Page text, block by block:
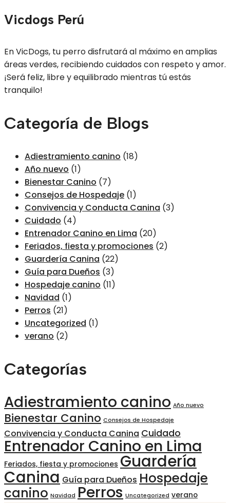
Vicdogs Perú
En VicDogs, tu perro disfrutará al máximo en amplias
áreas verdes, recibiendo cuidados con respeto y amor.
¡Será feliz, libre y equilibrado mientras tú estás
tranquilo!
Categoría de Blogs
Adiestramiento canino (18)
Año nuevo (1)
Bienestar Canino (7)
Consejos de Hospedaje (1)
Convivencia y Conducta Canina (3)
Cuidado (4)
Entrenador Canino en Lima (20)
Feriados, fiesta y promociones (2)
Guardería Canina (22)
Guía para Dueños (3)
Hospedaje canino (11)
Navidad (1)
Perros (21)
Uncategorized (1)
verano (2)
Categorías
Adiestramiento canino Año nuevo
Bienestar Canino Consejos de Hospedaje
Convivencia y Conducta Canina Cuidado
Entrenador Canino en Lima
Feriados, fiesta y promociones Guardería
Canina Guía para Dueños Hospedaje
canino Navidad Perros Uncategorized verano